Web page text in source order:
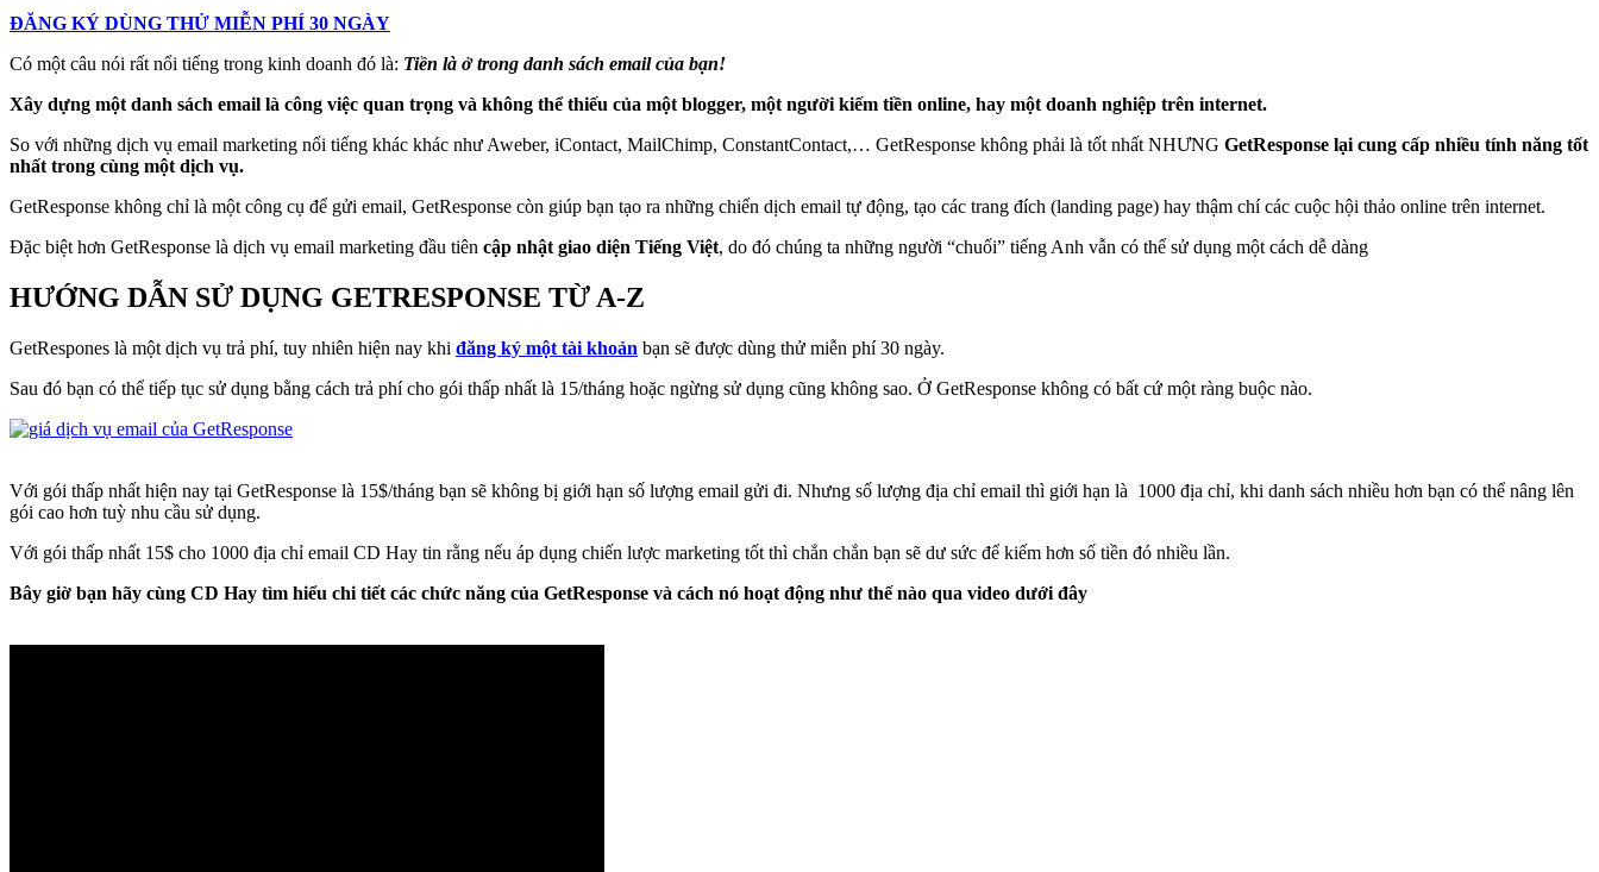
ĐĂNG KÝ DÙNG THỬ MIỄN PHÍ 30 NGÀY
Có một câu nói rất nổi tiếng trong kinh doanh đó là: Tiền là ở trong danh sách email của bạn!
Xây dựng một danh sách email là công việc quan trọng và không thể thiếu của một blogger, một người kiếm tiền online, hay một doanh nghiệp trên internet.
So với những dịch vụ email marketing nổi tiếng khác khác như Aweber, iContact, MailChimp, ConstantContact,… GetResponse không phải là tốt nhất NHƯNG GetResponse lại cung cấp nhiều tính năng tốt
nhất trong cùng một dịch vụ.
GetResponse không chỉ là một công cụ để gửi email, GetResponse còn giúp bạn tạo ra những chiến dịch email tự động, tạo các trang đích (landing page) hay thậm chí các cuộc hội thảo online trên internet.
Đặc biệt hơn GetResponse là dịch vụ email marketing đầu tiên cập nhật giao diện Tiếng Việt, do đó chúng ta những người “chuối” tiếng Anh vẫn có thể sử dụng một cách dễ dàng
HƯỚNG DẪN SỬ DỤNG GETRESPONSE TỪ A-Z
GetRespones là một dịch vụ trả phí, tuy nhiên hiện nay khi đăng ký một tài khoản bạn sẽ được dùng thử miễn phí 30 ngày.
Sau đó bạn có thể tiếp tục sử dụng bằng cách trả phí cho gói thấp nhất là 15/tháng hoặc ngừng sử dụng cũng không sao. Ở GetResponse không có bất cứ một ràng buộc nào.
Với gói thấp nhất hiện nay tại GetResponse là 15$/tháng bạn sẽ không bị giới hạn số lượng email gửi đi. Nhưng số lượng địa chỉ email thì giới hạn là 1000 địa chỉ, khi danh sách nhiều hơn bạn có thể nâng lên
gói cao hơn tuỳ nhu cầu sử dụng.
Với gói thấp nhất 15$ cho 1000 địa chỉ email CD Hay tin rằng nếu áp dụng chiến lược marketing tốt thì chắn chắn bạn sẽ dư sức để kiếm hơn số tiền đó nhiều lần.
Bây giờ bạn hãy cùng CD Hay tìm hiểu chi tiết các chức năng của GetResponse và cách nó hoạt động như thế nào qua video dưới đây